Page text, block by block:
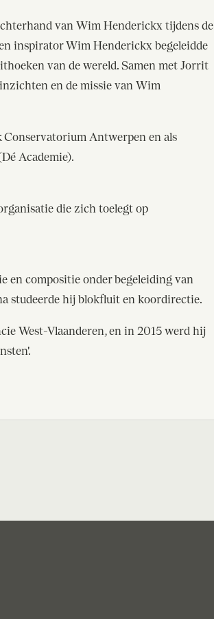
van Wim Henderickx tijdens de
inspirator Wim Henderickx begeleidde
van de wereld. Samen met Jorrit
en de missie van Wim
Antwerpen en als
Academie).
die zich toelegt op
en compositie onder begeleiding van
studeerde hij blokfluit en koordirectie.
West-Vlaanderen, en in 2015 werd hij